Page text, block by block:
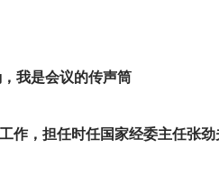
我是会议的传声筒
作，担任时任国家经委主任张